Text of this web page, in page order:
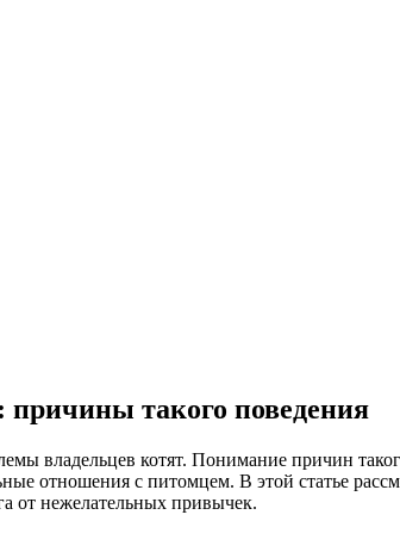
причины такого поведения
владельцев котят. Понимание причин
отношения с питомцем. В этой статье
от нежелательных привычек.